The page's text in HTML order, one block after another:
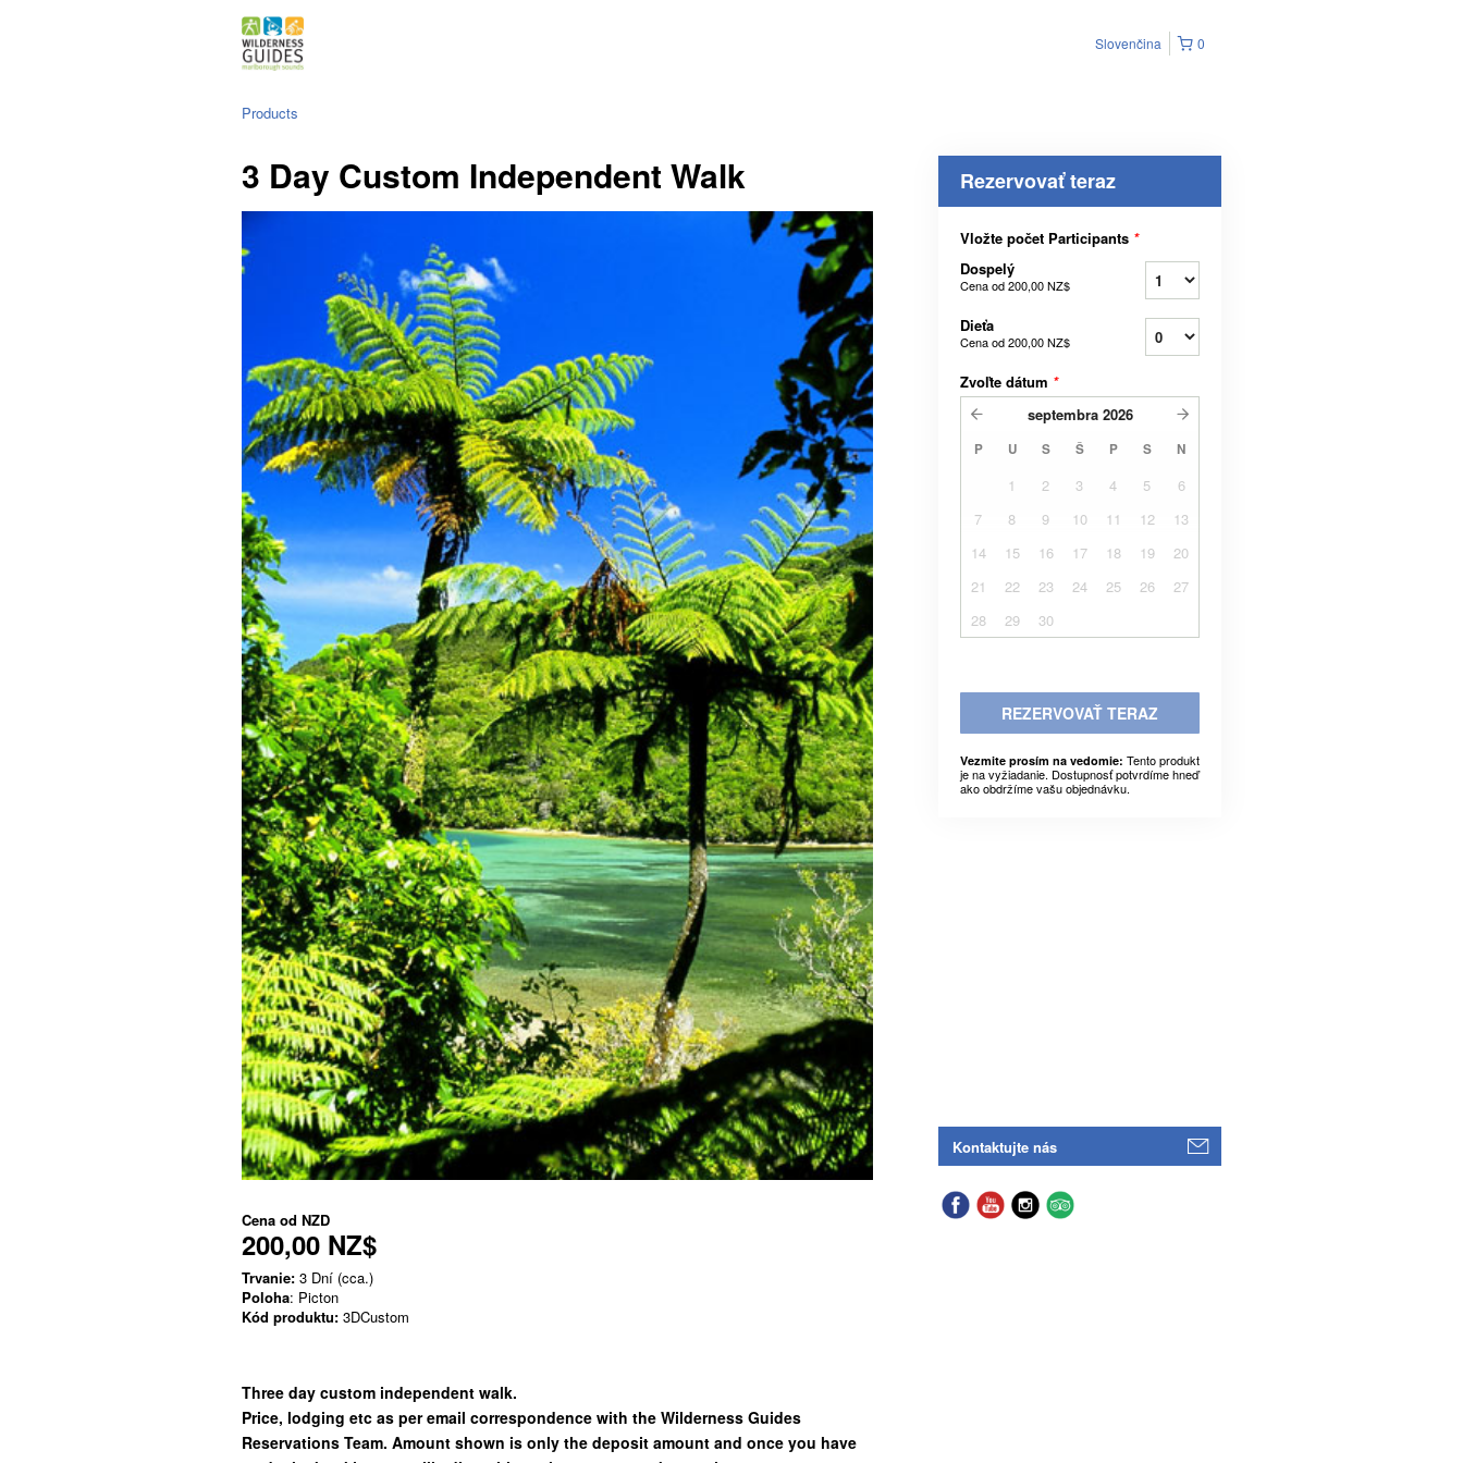
0
Slovenčina
Products
3 Day Custom Independent Walk
Cena od NZD
200,00 NZ$
Trvanie: 3 Dní (cca.)
Poloha: Picton
Kód produktu: 3DCustom
Three day custom independent walk.
Price, lodging etc as per email correspondence with the Wilderness Guides
Reservations Team. Amount shown is only the deposit amount and once you have
Rezervovať teraz
Vložte počet Participants *
Dospelý
Cena od200,00 NZ$
Dieťa
Cena od200,00 NZ$
Zvoľte dátum *
septembra 2026
P U S Š P S N
1 2 3 4 5
6
7
8 9 10 11 12
13
14
15 16 17 18 19
20
21
22 23 24 25 26
27
28
29 30
REZERVOVAŤ TERAZ
Vezmite prosím na vedomie: Tento produkt
je na vyžiadanie. Dostupnosť potvrdíme hneď
ako obdržíme vašu objednávku.
Kontaktujte nás